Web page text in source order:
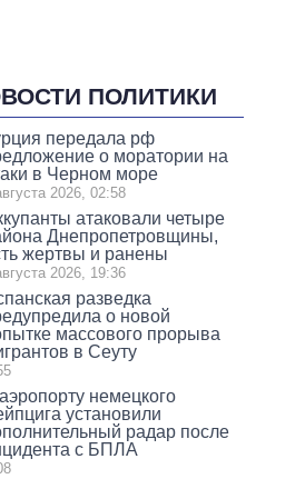
ПОЛИТИКИ
передала рф
о моратории на
в Черном море
2026, 02:58
атаковали четыре
Днепропетровщины,
жертвы и ранены
2026, 19:36
разведка
о новой
массового прорыва
в Сеуту
немецкого
установили
радар после
с БПЛА